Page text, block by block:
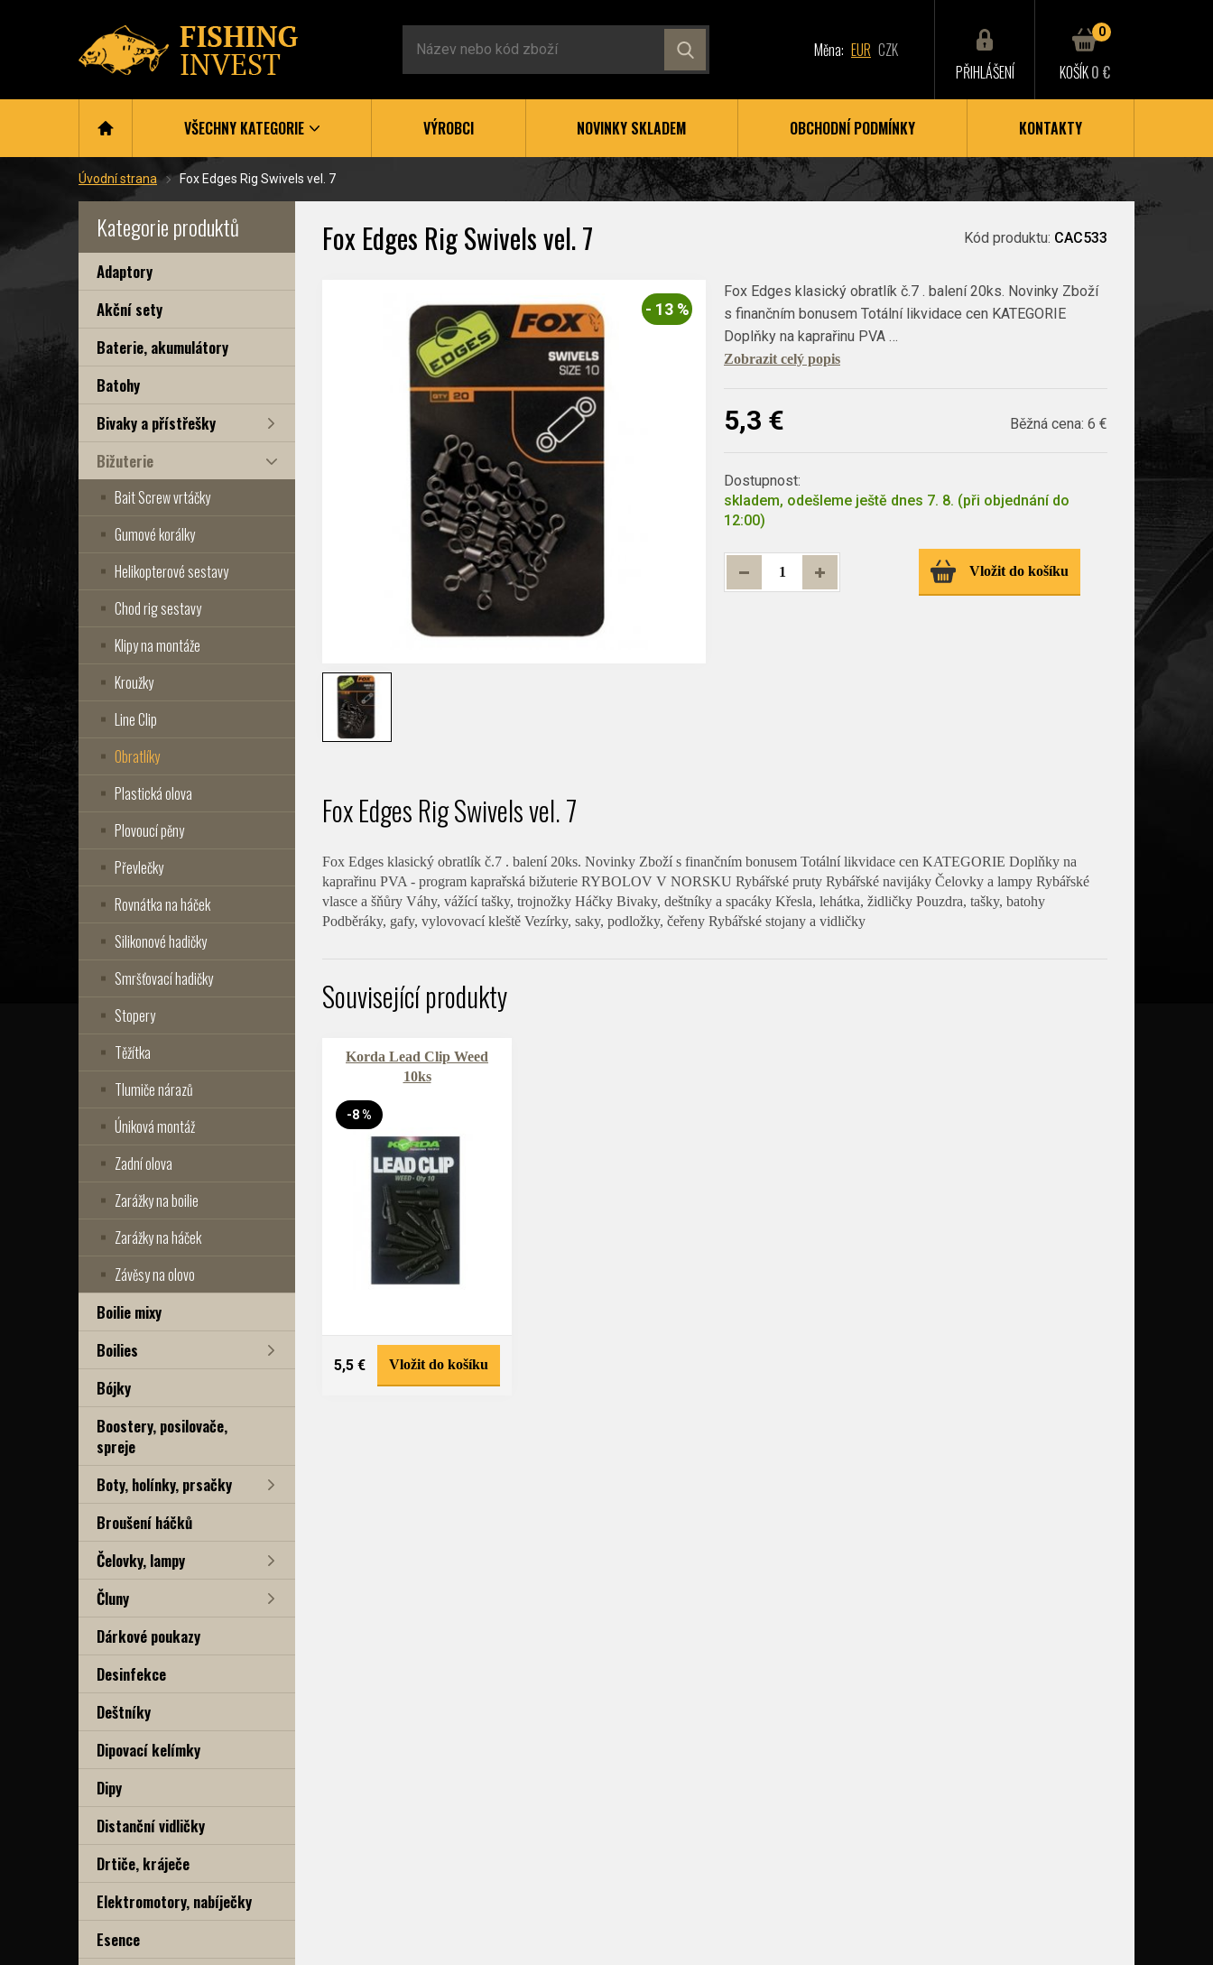
Měna: EUR CZK
PŘIHLÁŠENÍ
0
KOŠÍK0 €
VŠECHNY KATEGORIE VÝROBCI NOVINKY SKLADEM OBCHODNÍ PODMÍNKY KONTAKTY
Úvodní strana Fox Edges Rig Swivels vel. 7
Kategorie produktů
Adaptory
Akční sety
Baterie, akumulátory
Batohy
Bivaky a přístřešky
Bižuterie
Bait Screw vrtáčky
Gumové korálky
Helikopterové sestavy
Chod rig sestavy
Klipy na montáže
Kroužky
Line Clip
Obratlíky
Plastická olova
Plovoucí pěny
Převlečky
Rovnátka na háček
Silikonové hadičky
Smršťovací hadičky
Stopery
Těžítka
Tlumiče nárazů
Úniková montáž
Zadní olova
Zarážky na boilie
Zarážky na háček
Závěsy na olovo
Boilie mixy
Boilies
Bójky
Boostery, posilovače,
spreje
Boty, holínky, prsačky
Broušení háčků
Čelovky, lampy
Čluny
Dárkové poukazy
Desinfekce
Deštníky
Dipovací kelímky
Dipy
Distanční vidličky
Drtiče, kráječe
Elektromotory, nabíječky
Esence
Fox Edges Rig Swivels vel. 7 Kód produktu: CAC533
- 13 %
Fox Edges klasický obratlík č.7 . balení 20ks. Novinky Zboží
s finančním bonusem Totální likvidace cen KATEGORIE
Doplňky na kaprařinu PVA …
Zobrazit celý popis
5,3 € Běžná cena: 6 €
Dostupnost:
skladem, odešleme ještě dnes 7. 8. (při objednání do
12:00)
Vložit do košíku
Fox Edges Rig Swivels vel. 7
Fox Edges klasický obratlík č.7 . balení 20ks. Novinky Zboží s finančním bonusem Totální likvidace cen KATEGORIE Doplňky na
kaprařinu PVA - program kaprařská bižuterie RYBOLOV V NORSKU Rybářské pruty Rybářské navijáky Čelovky a lampy Rybářské
vlasce a šňůry Váhy, vážící tašky, trojnožky Háčky Bivaky, deštníky a spacáky Křesla, lehátka, židličky Pouzdra, tašky, batohy
Podběráky, gafy, vylovovací kleště Vezírky, saky, podložky, čeřeny Rybářské stojany a vidličky
Související produkty
Korda Lead Clip Weed
10ks
-8 %
5,5 € Vložit do košíku